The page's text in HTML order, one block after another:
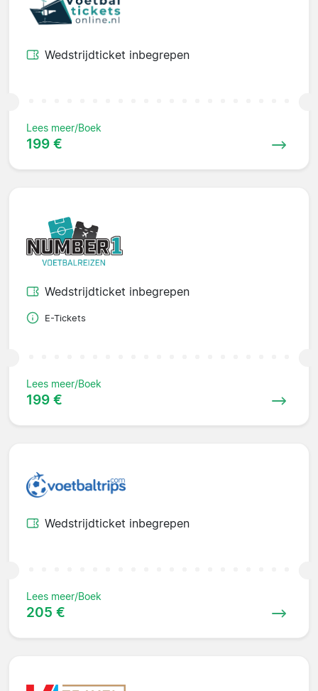
Wedstrijdticket inbegrepen
Lees meer/Boek
199 €
Wedstrijdticket inbegrepen
E-Tickets
Lees meer/Boek
199 €
Wedstrijdticket inbegrepen
Lees meer/Boek
205 €